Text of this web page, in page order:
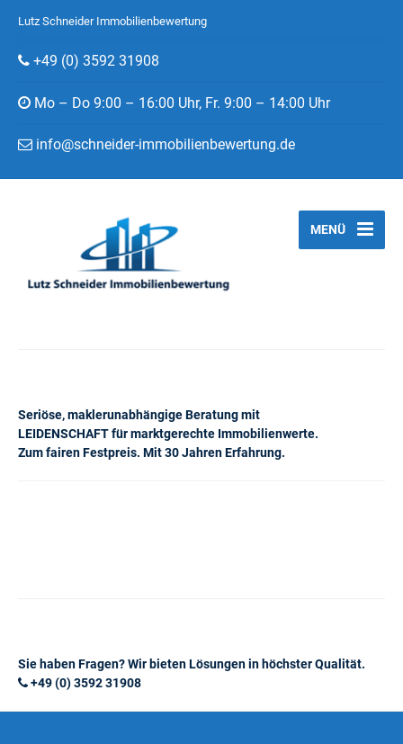
Lutz Schneider Immobilienbewertung
+49 (0) 3592 31908
Mo – Do 9:00 – 16:00 Uhr, Fr. 9:00 – 14:00 Uhr
info@schneider-immobilienbewertung.de
Seriöse, maklerunabhängige Beratung mit
LEIDENSCHAFT für marktgerechte Immobilienwerte.
Zum fairen Festpreis. Mit 30 Jahren Erfahrung.
MENÜ
Sie haben Fragen? Wir bieten Lösungen in höchster Qualität.
+49 (0) 3592 31908